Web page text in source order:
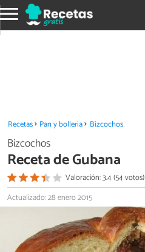
Recetas Pan y bollería Bizcochos
Bizcochos
Receta de Gubana
Valoración: 3.4 (54 votos)
Actualizado: 28 enero 2015